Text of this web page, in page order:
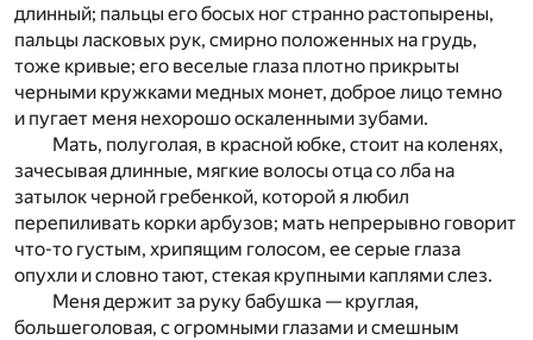
длинный; пальцы его босых ног странно растопырены,
пальцы ласковых рук, смирно положенных на грудь,
тоже кривые; его веселые глаза плотно прикрыты
черными кружками медных монет, доброе лицо темно
и пугает меня нехорошо оскаленными зубами.
Мать, полуголая, в красной юбке, стоит на коленях,
зачесывая длинные, мягкие волосы отца со лба на
затылок черной гребенкой, которой я любил
перепиливать корки арбузов; мать непрерывно говорит
что-то густым, хрипящим голосом, ее серые глаза
опухли и словно тают, стекая крупными каплями слез.
Меня держит за руку бабушка — круглая,
большеголовая, с огромными глазами и смешным